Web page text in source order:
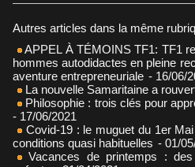
Autres articles dans la même
APPEL À TÉMOINS TF1: TF1
hommes autodidactes en pleine
aventure entrepreneuriale - 16/06/
La nouvelle Samaritaine a
Philosophie : trois clés pour
- 17/06/2021
Covid-19 : le muguet du 1er
conditions quasi habituelles - 01/
Vacances de printemps :